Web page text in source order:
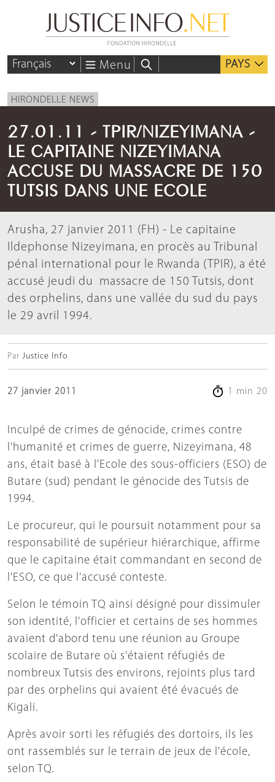
Menu PAYS
HIRONDELLE NEWS
27.01.11 - TPIR/NIZEYIMANA -
LE CAPITAINE NIZEYIMANA
ACCUSE DU MASSACRE DE 150
TUTSIS DANS UNE ECOLE
Arusha, 27 janvier 2011 (FH) - Le capitaine
Ildephonse Nizeyimana, en procès au Tribunal
pénal international pour le Rwanda (TPIR), a été
accusé jeudi du massacre de 150 Tutsis, dont
des orphelins, dans une vallée du sud du pays
le 29 avril 1994.
Par Justice Info
27 janvier 2011 1 min 20
Inculpé de crimes de génocide, crimes contre
l'humanité et crimes de guerre, Nizeyimana, 48
ans, était basé à l'Ecole des sous-officiers (ESO) de
Butare (sud) pendant le génocide des Tutsis de
1994.
Le procureur, qui le poursuit notamment pour sa
responsabilité de supérieur hiérarchique, affirme
que le capitaine était commandant en second de
l'ESO, ce que l'accusé conteste.
Selon le témoin TQ ainsi désigné pour dissimuler
son identité, l'officier et certains de ses hommes
avaient d'abord tenu une réunion au Groupe
scolaire de Butare où s'étaient réfugiés de
nombreux Tutsis des environs, rejoints plus tard
par des orphelins qui avaient été évacués de
Kigali.
Après avoir sorti les réfugiés des dortoirs, ils les
ont rassemblés sur le terrain de jeux de l'école,
selon TQ.